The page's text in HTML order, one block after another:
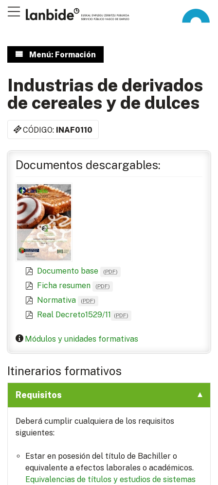
Menú: Formación
Industrias de derivados
de cereales y de dulces
CÓDIGO: INAF0110
Documentos descargables:
Documento base (PDF)
Ficha resumen (PDF)
Normativa (PDF)
Real Decreto1529/11 (PDF)
Módulos y unidades formativas
Itinerarios formativos
Requisitos
Deberá cumplir cualquiera de los requisitos
siguientes:
Estar en posesión del título de Bachiller o
equivalente a efectos laborales o académicos.
Equivalencias de títulos y estudios de sistemas